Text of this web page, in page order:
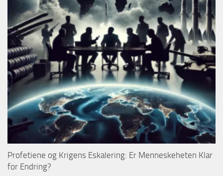
Profetiene og Krigens Eskalering: Er Menneskeheten Klar
for Endring?